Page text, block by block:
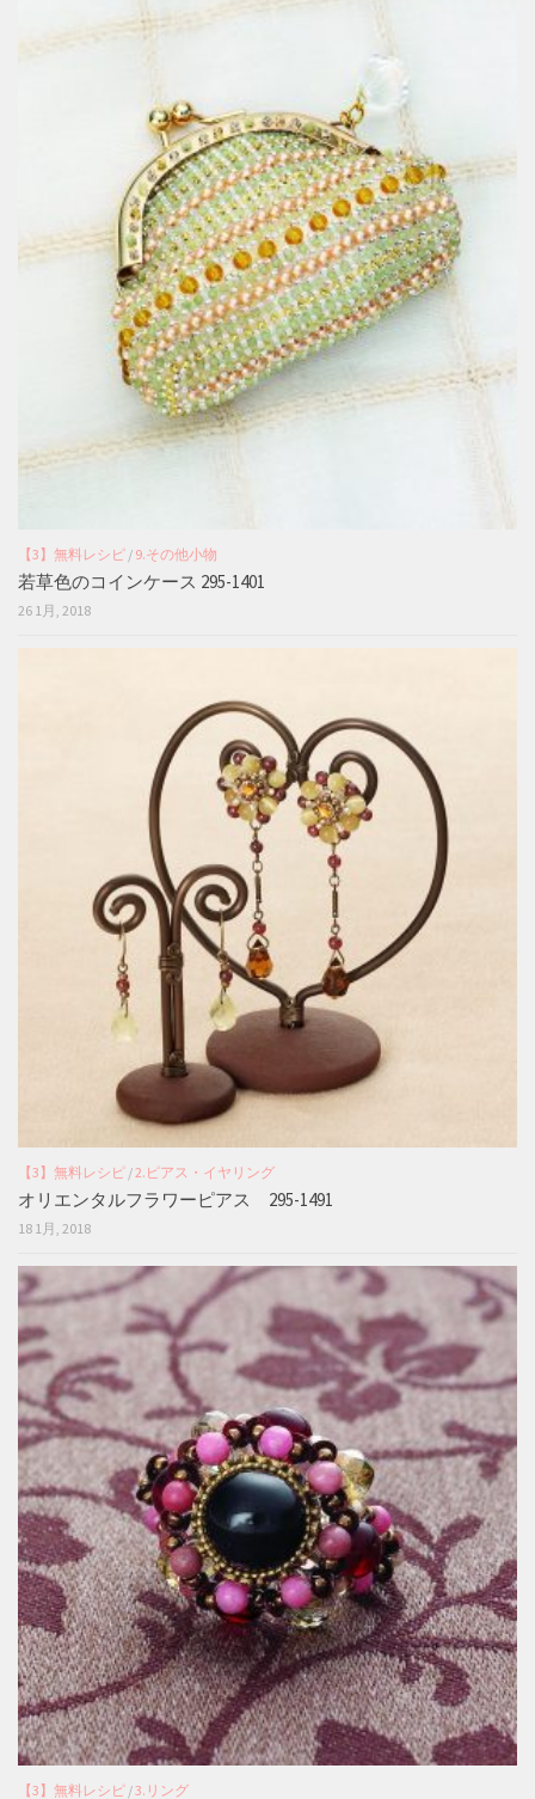
【3】無料レシピ / 9.その他小物
若草色のコインケース 295-1401
26 1月, 2018
【3】無料レシピ /2.ピアス・イヤリング
オリエンタルフラワーピアス 295-1491
18 1月, 2018
【3】無料レシピ /3.リング